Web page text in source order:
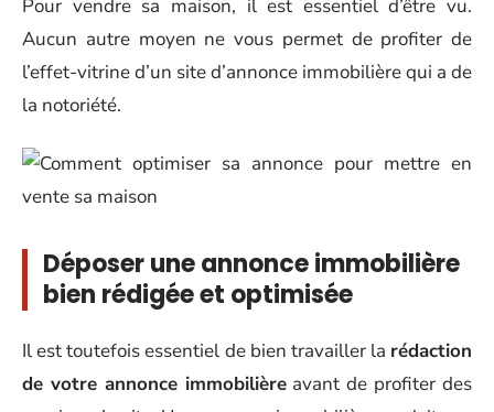
Pour vendre sa maison, il est essentiel d’être vu.
Aucun autre moyen ne vous permet de profiter de
l’effet-vitrine d’un site d’annonce immobilière qui a de
la notoriété.
Déposer une annonce immobilière
bien rédigée et optimisée
Il est toutefois essentiel de bien travailler la rédaction
de votre annonce immobilièreavant de profiter des